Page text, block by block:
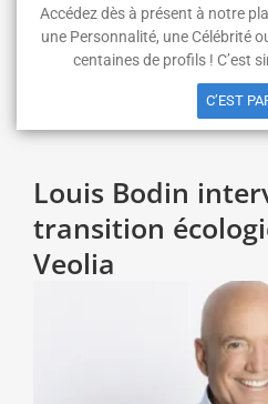
Louis Bodin
transition
Veolia
Accédez dès à présent à notre
une Personnalité, une Célébrité
centaines de profils ! C’est
C’EST